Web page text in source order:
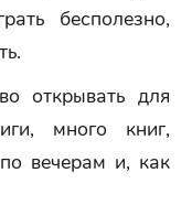
бесполезно,
открывать для
много книг,
вечерам и, как